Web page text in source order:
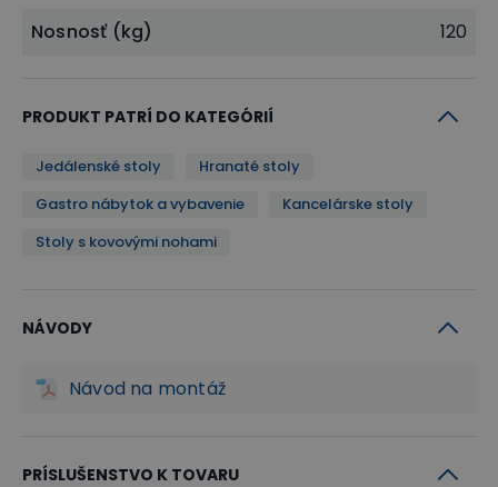
Nosnosť (kg)
120
PRODUKT PATRÍ DO KATEGÓRIÍ
Jedálenské stoly
Hranaté stoly
Gastro nábytok a vybavenie
Kancelárske stoly
Stoly s kovovými nohami
NÁVODY
Návod na montáž
PRÍSLUŠENSTVO K TOVARU